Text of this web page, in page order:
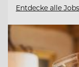
Entdecke alle Jobs